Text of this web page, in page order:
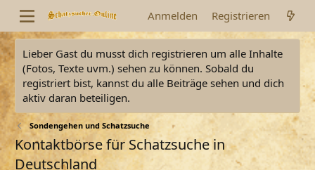
Anmelden Registrieren
Lieber Gast du musst dich registrieren um alle Inhalte
(Fotos, Texte uvm.) sehen zu können. Sobald du
registriert bist, kannst du alle Beiträge sehen und dich
aktiv daran beteiligen.
Sondengehen und Schatzsuche
Kontaktbörse für Schatzsuche in
Deutschland